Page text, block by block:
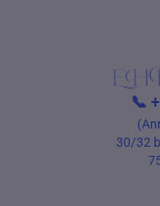
📞
30/32